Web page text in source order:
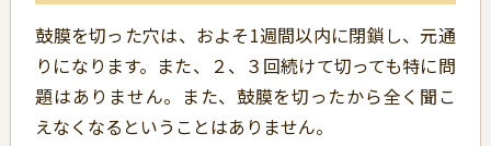
鼓膜を切った穴は、およそ1週間以内に閉鎖し、元通
りになります。また、２、３回続けて切っても特に問
題はありません。また、鼓膜を切ったから全く聞こ
えなくなるということはありません。